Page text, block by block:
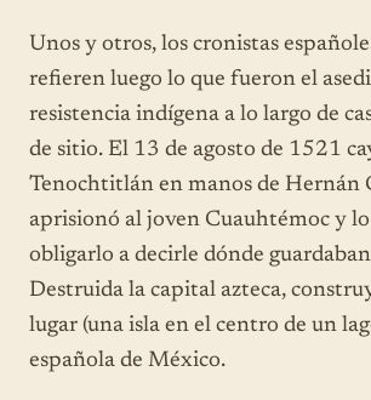
Unos y otros, los cronistas
refieren luego lo que fueron el
resistencia indígena a lo largo de
de sitio. El 13 de agosto de 1521
Tenochtitlán en manos de Hernán
aprisionó al joven Cuauhtémoc y
obligarlo a decirle dónde guardaban
Destruida la capital azteca,
lugar (una isla en el centro de un
española de México.